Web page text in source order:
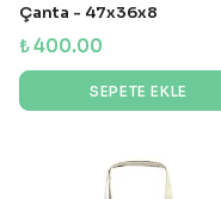
Çanta - 47x36x8
₺ 400.00
SEPETE EKLE